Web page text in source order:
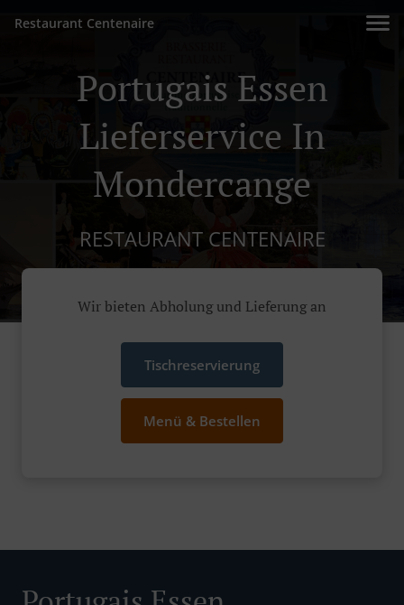
Restaurant Centenaire
Portugais Essen
Lieferservice In
Mondercange
RESTAURANT CENTENAIRE
Wir bieten Abholung und Lieferung an
Tischreservierung
Menü & Bestellen